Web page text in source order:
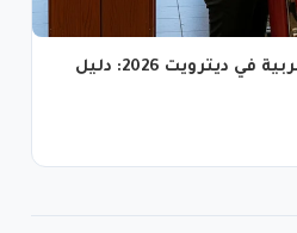
أفضل صالونات حلاقة عربية في ديترويت 2026: دليل